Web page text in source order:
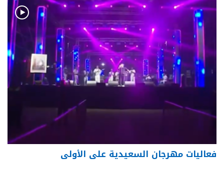
فعاليات مهرجان السعيدية على الأولى